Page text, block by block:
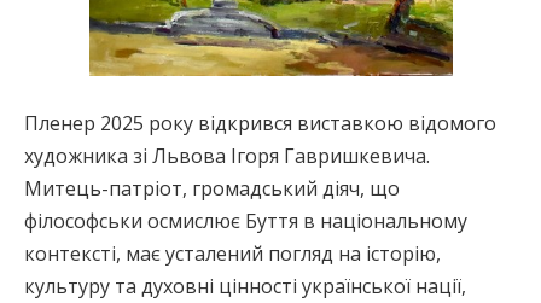
Пленер 2025 року відкрився виставкою відомого
художника зі Львова Ігоря Гавришкевича.
Митець-патріот, громадський діяч, що
філософськи осмислює Буття в національному
контексті, має усталений погляд на історію,
культуру та духовні цінності української нації,